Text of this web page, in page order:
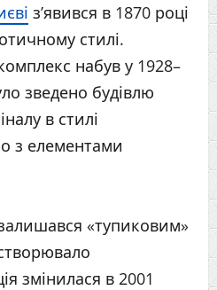
з’явився в 1870 році
стилі.
набув у 1928–
зведено будівлю
в стилі
з елементами
«тупиковим»
змінилася в 2001